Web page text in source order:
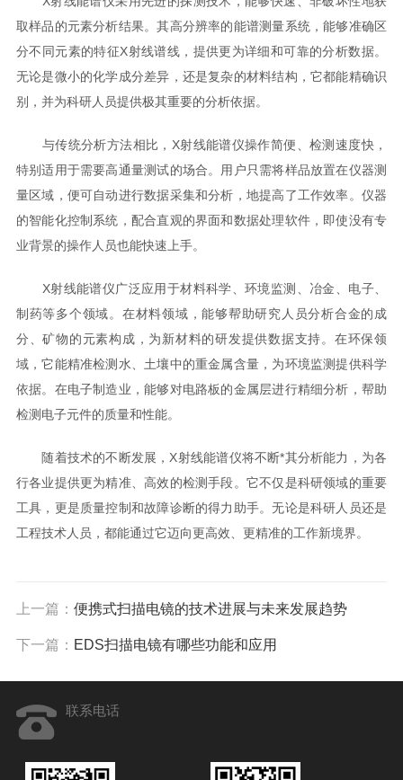
取样品的元素分析结果。其高分辨率的能谱测量系统，能够准确区
分不同元素的特征X射线谱线，提供更为详细和可靠的分析数据。
无论是微小的化学成分差异，还是复杂的材料结构，它都能精确识
别，并为科研人员提供极其重要的分析依据。
与传统分析方法相比，X射线能谱仪操作简便、检测速度快，
特别适用于需要高通量测试的场合。用户只需将样品放置在仪器测
量区域，便可自动进行数据采集和分析，地提高了工作效率。仪器
的智能化控制系统，配合直观的界面和数据处理软件，即使没有专
业背景的操作人员也能快速上手。
X射线能谱仪广泛应用于材料科学、环境监测、冶金、电子、
制药等多个领域。在材料领域，能够帮助研究人员分析合金的成
分、矿物的元素构成，为新材料的研发提供数据支持。在环保领
域，它能精准检测水、土壤中的重金属含量，为环境监测提供科学
依据。在电子制造业，能够对电路板的金属层进行精细分析，帮助
检测电子元件的质量和性能。
随着技术的不断发展，X射线能谱仪将不断*其分析能力，为各
行各业提供更为精准、高效的检测手段。它不仅是科研领域的重要
工具，更是质量控制和故障诊断的得力助手。无论是科研人员还是
工程技术人员，都能通过它迈向更高效、更精准的工作新境界。
上一篇： 便携式扫描电镜的技术进展与未来发展趋势
下一篇： EDS扫描电镜有哪些功能和应用
联系电话